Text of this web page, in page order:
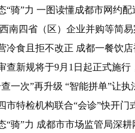
“骑”力 一图读懂成都市网约
南四省（区）企业并购等简
冷食且拒不改正 成都一餐饮店
查新规将于9月1日起正式施行
一次”再升级 “智能拼单”让执
市特检机构联合“会诊”快开门
“骑”力 成都市市场监管局深